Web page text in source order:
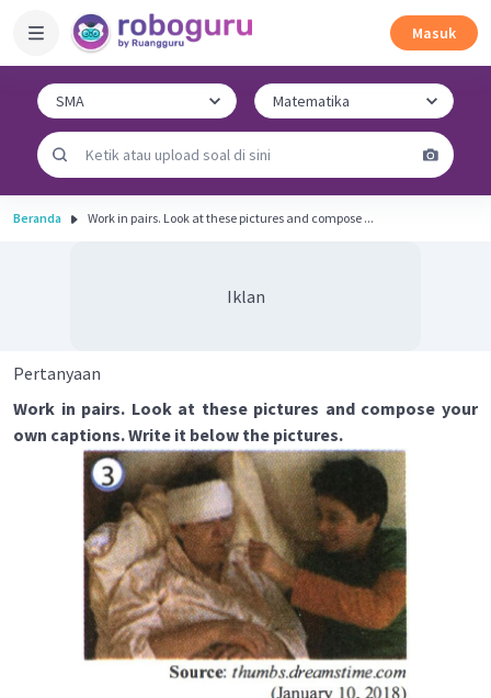
Masuk
Beranda Work in pairs. Look at these pictures and compose ...
Iklan
Pertanyaan
Work in pairs. Look at these pictures and compose your
own captions. Write it below the pictures.